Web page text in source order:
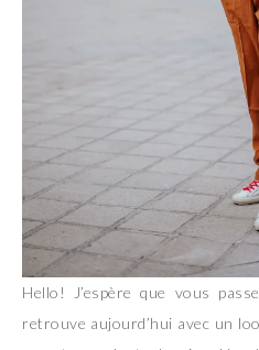
Hello! J’espère que vous
retrouve aujourd’hui avec un